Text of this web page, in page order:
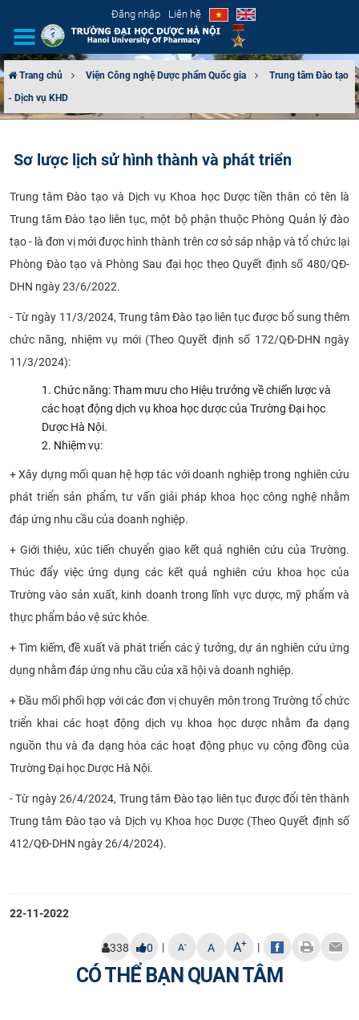
Đăng nhập Liên hệ
GIỚI THIỆU
ĐÀO TẠO
ĐẢM BẢO CHẤT LƯỢNG
HTQT
CỰU NGƯỜI HỌC
Trang chủ Viện Công nghệ Dược phẩm Quốc gia
Trung tâm Đào tạo
- Dịch vụ KHD
Sơ lược lịch sử hình thành và phát triển
Trung tâm Đào tạo và Dịch vụ Khoa học Dược tiền thân có tên là
Trung tâm Đào tạo liên tục, một bộ phận thuộc Phòng Quản lý đào
tạo - là đơn vị mới được hình thành trên cơ sở sáp nhập và tổ chức lại
Phòng Đào tạo và Phòng Sau đại học theo Quyết định số 480/QĐ-
DHN ngày 23/6/2022.
- Từ ngày 11/3/2024, Trung tâm Đào tạo liên tục được bổ sung thêm
chức năng, nhiệm vụ mới (Theo Quyết định số 172/QĐ-DHN ngày
11/3/2024):
Chức năng: Tham mưu cho Hiệu trưởng về chiến lược và
các hoạt động dịch vụ khoa học dược của Trường Đại học
Dược Hà Nội.
Nhiệm vụ:
+ Xây dựng mối quan hệ hợp tác với doanh nghiệp trong nghiên cứu
phát triển sản phẩm, tư vấn giải pháp khoa học công nghệ nhằm
đáp ứng nhu cầu của doanh nghiệp.
+ Giới thiệu, xúc tiến chuyển giao kết quả nghiên cứu của Trường.
Thúc đẩy việc ứng dụng các kết quả nghiên cứu khoa học của
Trường vào sản xuất, kinh doanh trong lĩnh vực dược, mỹ phẩm và
thực phẩm bảo vệ sức khỏe.
+ Tìm kiếm, đề xuất và phát triển các ý tưởng, dự án nghiên cứu ứng
dụng nhằm đáp ứng nhu cầu của xã hội và doanh nghiệp.
+ Đầu mối phối hợp với các đơn vị chuyên môn trong Trường tổ chức
triển khai các hoạt động dịch vụ khoa học dược nhằm đa dạng
nguồn thu và đa dạng hóa các hoạt động phục vụ cộng đồng của
Trường Đại học Dược Hà Nội.
- Từ ngày 26/4/2024, Trung tâm Đào tạo liên tục được đổi tên thành
Trung tâm Đào tạo và Dịch vụ Khoa học Dược (Theo Quyết định số
412/QĐ-DHN ngày 26/4/2024).
22-11-2022
338 0 | A- A A+ |
CÓ THỂ BẠN QUAN TÂM